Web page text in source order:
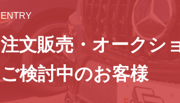
ENTRY
注文販売・オークシ
ご検討中のお客様